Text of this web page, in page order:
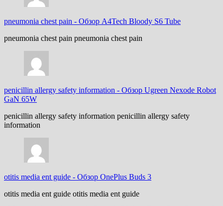
pneumonia chest pain - Обзор A4Tech Bloody S6 Tube
pneumonia chest pain pneumonia chest pain
penicillin allergy safety information - Обзор Ugreen Nexode Robot
GaN 65W
penicillin allergy safety information penicillin allergy safety
information
otitis media ent guide - Обзор OnePlus Buds 3
otitis media ent guide otitis media ent guide